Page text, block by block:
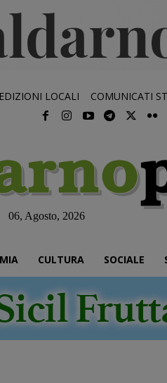
EDIZIONI LOCALI COMUNICATI
06, Agosto, 2026
CULTURA SOCIALE